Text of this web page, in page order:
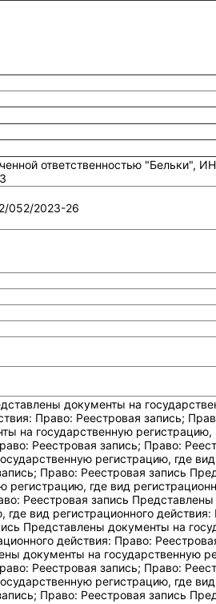
ответственностью "Бельки",
052/2023-26
Представлены документы на государственную регистрацию, где вид регистрационного действия: Право: Реестровая запись; Право: Реестровая запись Представлены документы на государственную регистрацию, где вид регистрационного действия: Право: Реестровая запись; Право: Реестровая запись Представлены документы на государственную регистрацию, где вид регистрационного действия: Право: Реестровая запись; Право: Реестровая запись Представлены документы на государственную регистрацию, где вид регистрационного действия: Право: Реестровая запись; Право: Реестровая запись Представлены документы на государственную регистрацию, где вид регистрационного действия: Право: Реестровая запись; Право: Реестровая запись Представлены документы на государственную регистрацию, где вид регистрационного действия: Право: Реестровая запись; Право: Реестровая запись Представлены документы на государственную регистрацию, где вид регистрационного действия: Право: Реестровая запись; Право: Реестровая запись Представлены документы на государственную регистрацию, где вид регистрационного действия: Право: Реестровая запись; Право: Реестровая запись Представлены документы на государственную регистрацию, где вид регистрационного действия: Право: Реестровая запись; Право: Реестровая запись Представлены документы на государственную регистрацию, где вид регистрационного действия: Право: Реестровая запись; Право: Реестровая запись Представлены документы на государственную регистрацию, где вид регистрационного действия: Право: Реестровая запись; Право: Реестровая запись Представлены документы на государственную регистрацию, где вид регистрационного действия: Право: Реестровая запись; Право: Реестровая запись Представлены документы на государственную регистрацию, где вид регистрационного действия: Право: Реестровая запись; Право: Реестровая запись Представлены документы на государственную регистрацию, где вид регистрационного действия: Право: Реестровая запись; Право: Реестровая запись Представлены документы на государственную регистрацию, где вид регистрационного действия: Право: Реестровая запись; Право: Реестровая запись Представлены документы на государственную регистрацию, где вид регистрационного действия: Право: Реестровая запись; Право: Реестровая запись Представлены документы на государственную регистрацию, где вид регистрационного действия: Право: Реестровая запись; Право: Реестровая запись Представлены документы на государственную регистрацию, где вид регистрационного действия: Право: Реестровая запись; Право: Реестровая запись Представлены документы на государственную регистрацию, где вид регистрационного действия: Право: Реестровая запись; Право: Реестровая запись Представлены документы на государственную регистрацию, где вид регистрационного действия: Право: Реестровая запись; Право: Реестровая запись Представлены документы на государственную регистрацию, где вид регистрационного действия: Право: Реестровая запись; Право: Реестровая запись Представлены документы на государственную регистрацию, где вид регистрационного действия: Право: Реестровая запись; Право: Реестровая запись Представлены документы на государственную регистрацию, где вид регистрационного действия: Право: Реестровая запись; Право: Реестровая запись Представлены документы на государственную регистрацию, где вид регистрационного действия: Право: Реестровая запись; Право: Реестровая запись Представлены документы на государственную регистрацию, где вид регистрационного действия: Право: Реестровая запись; Право: Реестровая запись Представлены документы на государственную регистрацию, где вид регистрационного действия: Право: Реестровая запись;